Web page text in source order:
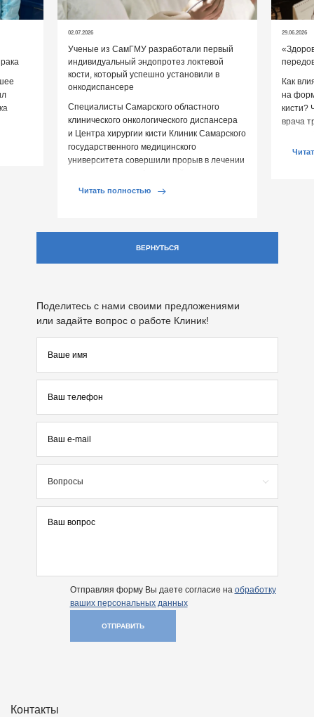
02.07.2026
Ученые из СамГМУ разработали первый
индивидуальный эндопротез локтевой
кости, который успешно установили в
онкодиспансере
Специалисты Самарского областного
клинического онкологического диспансера
и Центра хирургии кисти Клиник Самарского
государственного медицинского
университета совершили прорыв в лечении
двигательной […]
Читать полностью
29.06.2026
Как
на
кисти?
врача
ВЕРНУТЬСЯ
Поделитесь с нами своими предложениями
или задайте вопрос о работе Клиник!
Вопросы
Отправляя форму Вы даете согласие на обработку
ваших персональных данных
ОТПРАВИТЬ
Контакты